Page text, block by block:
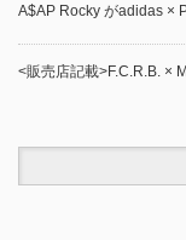
A$AP Rocky がadidas ×
<販売店記載>F.C.R.B. ×